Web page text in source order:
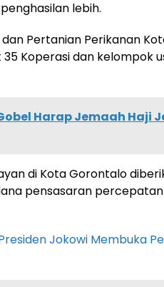
lebih.
Pertanian Perikanan
Koperasi dan kelompok
Harap Jemaah Haji
di Kota Gorontalo
pensasaran
Jokowi Membuka